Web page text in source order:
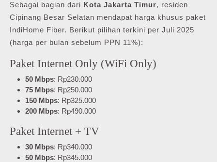
Sebagai bagian dari Kota Jakarta Timur, residen
Cipinang Besar Selatan mendapat harga khusus paket
IndiHome Fiber. Berikut pilihan terkini per Juli 2025
(harga per bulan sebelum PPN 11%):
Paket Internet Only (WiFi Only)
50 Mbps: Rp230.000
75 Mbps: Rp250.000
150 Mbps: Rp325.000
200 Mbps: Rp490.000
Paket Internet + TV
30 Mbps: Rp340.000
50 Mbps: Rp345.000